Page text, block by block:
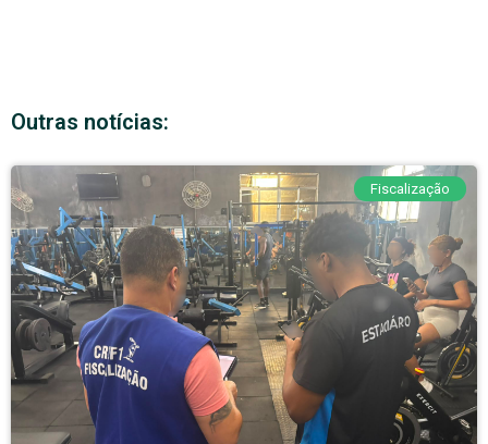
Outras notícias:
Fiscalização